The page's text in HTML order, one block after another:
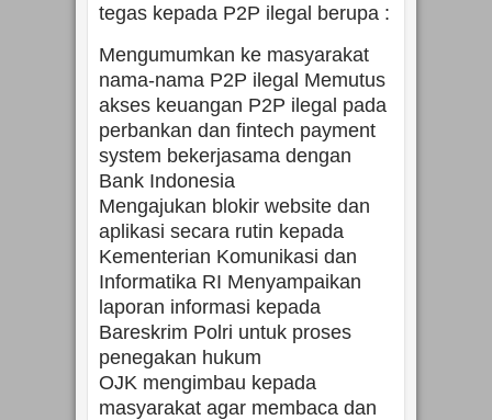
tegas kepada P2P ilegal berupa :
Mengumumkan ke masyarakat
nama-nama P2P ilegal Memutus
akses keuangan P2P ilegal pada
perbankan dan fintech payment
system bekerjasama dengan
Bank Indonesia
Mengajukan blokir website dan
aplikasi secara rutin kepada
Kementerian Komunikasi dan
Informatika RI Menyampaikan
laporan informasi kepada
Bareskrim Polri untuk proses
penegakan hukum
OJK mengimbau kepada
masyarakat agar membaca dan